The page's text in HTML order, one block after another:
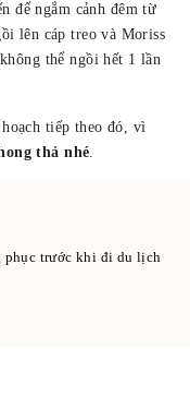
để ngắm cảnh đêm từ
lên cáp treo và Moriss
thể ngồi hết 1 lần
tiếp theo đó, vì
thả nhé.
phục trước khi đi du lịch